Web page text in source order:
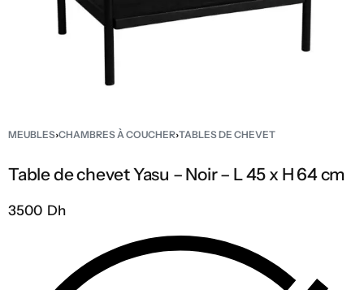
MEUBLES›CHAMBRES À COUCHER›TABLES DE CHEVET
Table de chevet Yasu – Noir – L 45 x H 64 cm
3500 Dh